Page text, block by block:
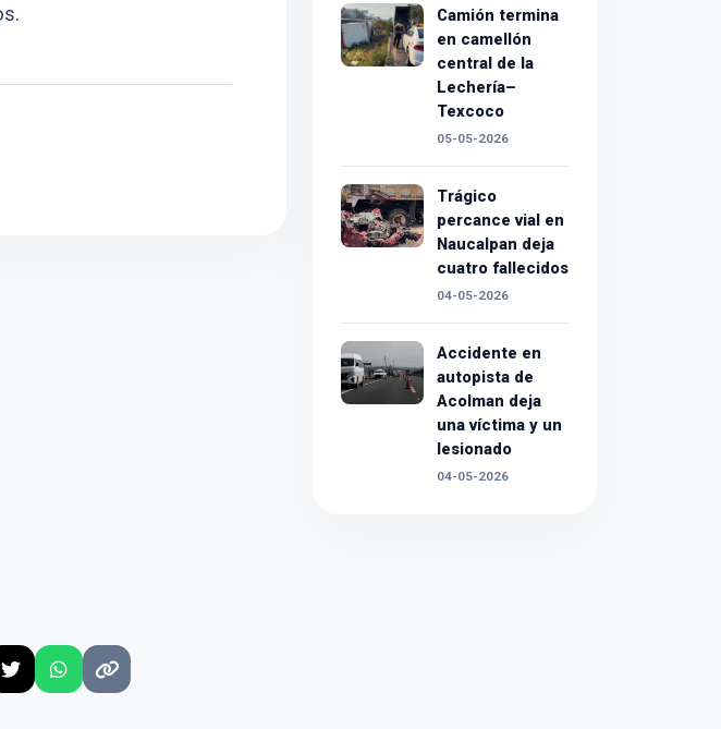
Camión termina
en camellón
central de la
Lechería–
Texcoco
05-05-2026
Trágico
percance vial en
Naucalpan deja
cuatro fallecidos
04-05-2026
Accidente en
autopista de
Acolman deja
una víctima y un
lesionado
04-05-2026